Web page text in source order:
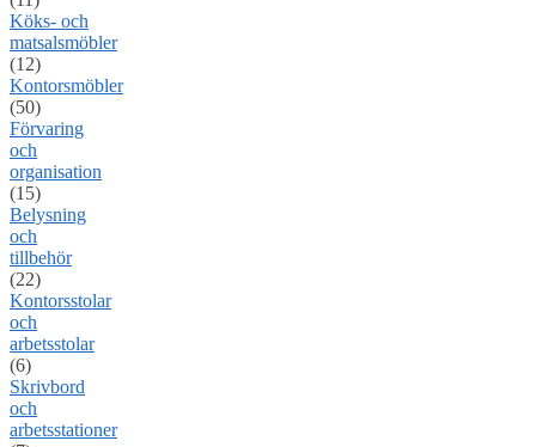
Köks- och
matsalsmöbler
(12)
Kontorsmöbler
(50)
Förvaring
och
organisation
(15)
Belysning
och
tillbehör
(22)
Kontorsstolar
och
arbetsstolar
(6)
Skrivbord
och
arbetsstationer